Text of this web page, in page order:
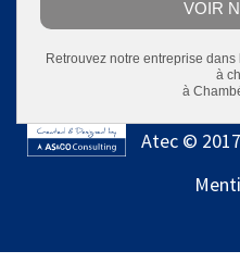
VOIR
Retrouvez notre entreprise dans
à
à
Atec © 2017